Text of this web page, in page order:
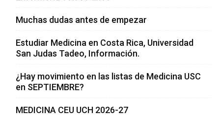
Muchas dudas antes de empezar
Estudiar Medicina en Costa Rica, Universidad
San Judas Tadeo, Información.
¿Hay movimiento en las listas de Medicina USC
en SEPTIEMBRE?
MEDICINA CEU UCH 2026-27